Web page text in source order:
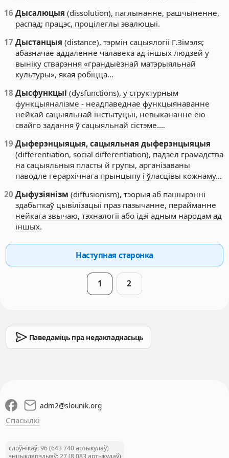
16 Дысалюцыя (dissolution), паглынанне, рашчыненне,
распад; працэс, процілеглы эвалюцыі.
17 Дыстанцыя (distance), тэрмін сацыялогіі Г.Зімэля;
абазначае аддаленне чалавека ад іншых людзей у
выніку стварэння «грандыёзнай матэрыяльнай
культуры», якая робіцца…
18 Дысфункцыі (dysfunctions), у структурным
функцыяналізме - неадпаведнае функцыянаванне
нейкай сацыяльнай інстытуцыі, невыкананне ёю
свайго задання ў сацыяльнай сістэме.…
19 Дыферэнцыяцыя, сацыяльная дыферэнцыяцыя
(differentiation, social differentiation), падзел грамадства
на сацыяльныя пласты й групы, арганізаваны
паводле герархічнага прынцыпу і ўласцівы кожнаму…
20 Дыфузіянізм (diffusionism), тэорыя аб пашырэнні
здабыткаў цывілізацыі праз пазычанне, перайманне
нейкага звычаю, тэхналогіі або ідэі адным народам ад
іншых.
Наступная старонка
1 2
Паведаміць пра недакладнасьць
adm2@slounik.org
Спасылкі
слоўнікаў: 96 (643 740 артыкулаў)